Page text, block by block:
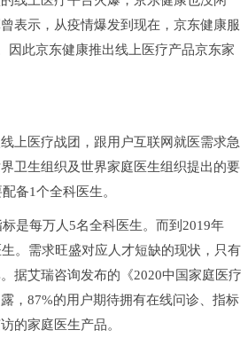
表示，从疫情爆发到现在，京东健康服
因此京东健康推出线上医疗产品京东家
上医疗战团，跟用户互联网就医需求急
卫生组织及世界家庭医生组织提出的要
备1个全科医生。
是每万人5名全科医生。而到2019年
。需求旺盛对应人才短缺的现状，只有
据艾瑞咨询发布的《2020中国家庭医疗
，87%的用户期待拥有在线问诊、指标
的家庭医生产品。